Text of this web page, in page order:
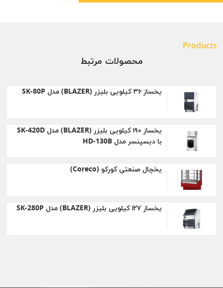
Products
محصولات مرتبط
یخساز ۳۶ کیلویی بلیزر (BLAZER) مدل SK-80P
یخساز ۱۹۰ کیلویی بلیزر (BLAZER) مدل SK-420D
با دیسپنسر مدل HD-130B
یخچال صنعتی کورکو (Coreco)
يخساز ۱۲۷ کيلویی بلیزر (BLAZER) مدل SK-280P